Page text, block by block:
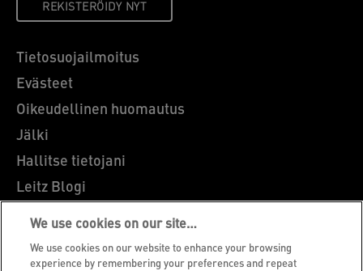
REKISTERÖIDY NYT
Tietosuojailmoitus
Evästeet
Oikeudellinen huomautus
Jälki
Hallitse tietojani
Leitz Blogi
Ammatti
Leitz EasyPrint
Asiakastuki
We use cookies on our site…
We use cookies on our website to enhance your browsing
experience by remembering your preferences and repeat